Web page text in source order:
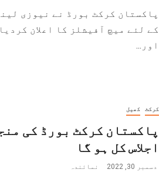
پاکستان کرکٹ بورڈ نے نیوزی
کے لئے میچ آفیشلز کا اعلان
اور...
کرکٹ کھیل
پاکستان کرکٹ بورڈ کی
اجلاس کل ہو گا
دسمبر 30, 2022 نمائندہ